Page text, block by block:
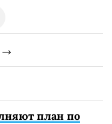
план по